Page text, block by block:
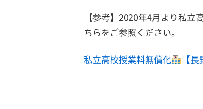
【参考】2020年4月より私立
ちらをご参照ください。
私立高校授業料無償化 【